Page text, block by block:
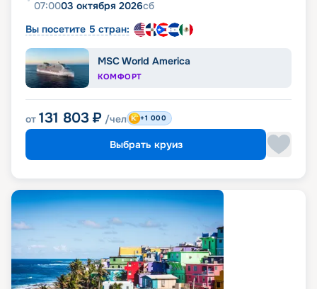
07:0003 октября 2026сб
Вы посетите 5 стран:
MSC World America
КОМФОРТ
от 131 803 ₽ /чел +1 000
Выбрать круиз